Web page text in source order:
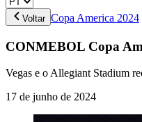
Voltar Copa America 2024
CONMEBOL Copa
Vegas e o Allegiant Stadium
17 de junho de 2024